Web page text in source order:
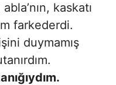
kaskatı
farkederdi.
duymamış